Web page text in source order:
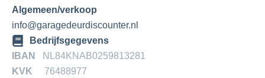
Algemeen/verkoop
info@garagedeurdiscounter.nl
Bedrijfsgegevens
IBAN
NL84KNAB0259813281
KVK 76488977